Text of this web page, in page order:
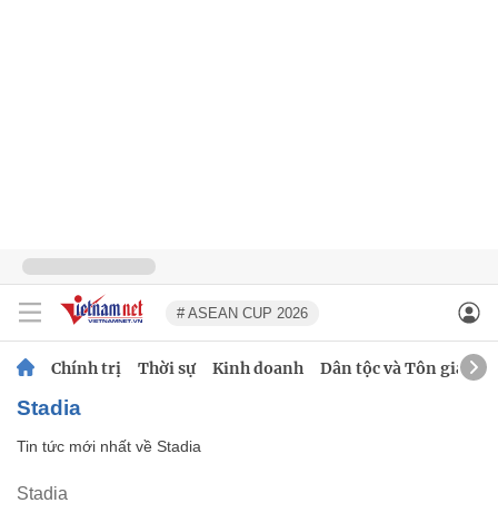
# ASEAN CUP 2026
Chính trị Thời sự Kinh doanh Dân tộc và Tôn giáo
Stadia
Tin tức mới nhất về Stadia
Stadia